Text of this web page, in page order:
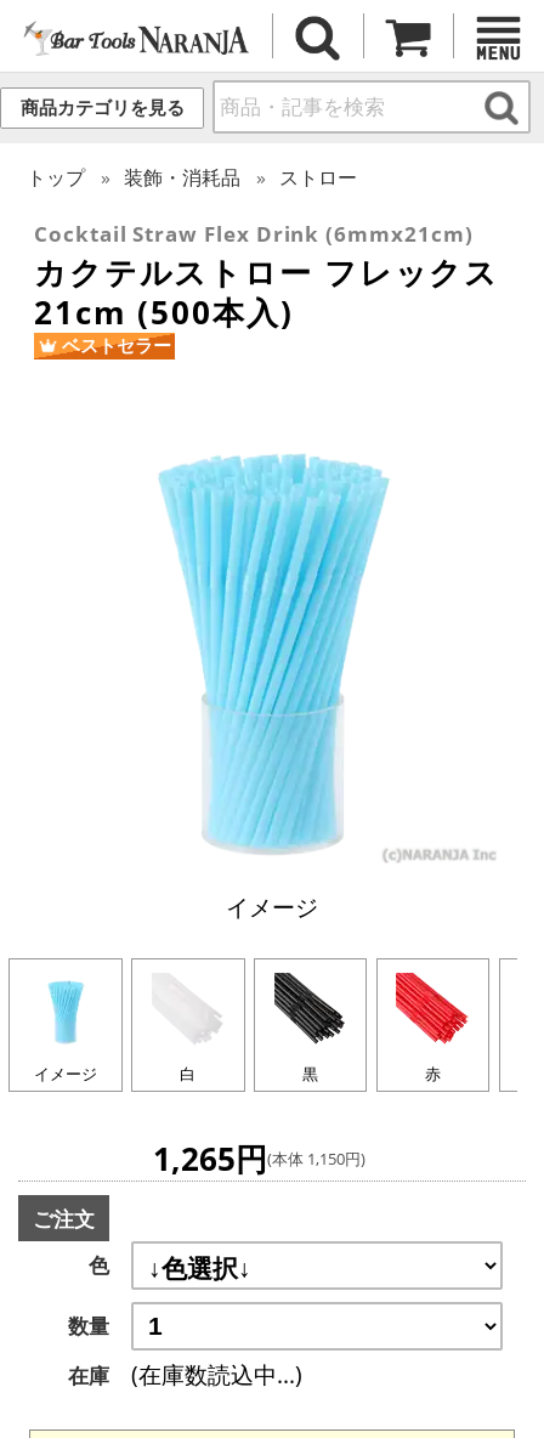
商品カテゴリを見る
トップ 装飾・消耗品 ストロー
Cocktail Straw Flex Drink (6mmx21cm)
カクテルストロー フレックス
21cm (500本入)
ベストセラー
イメージ
イメージ 白 黒 赤
1,265円(本体 1,150円)
ご注文
色
数量
在庫
(在庫数読込中...)